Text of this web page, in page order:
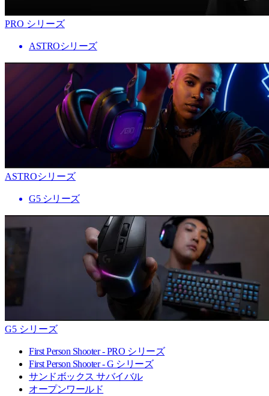
PRO シリーズ
ASTROシリーズ
ASTROシリーズ
G5 シリーズ
G5 シリーズ
First Person Shooter - PRO シリーズ
First Person Shooter - G シリーズ
サンドボックス サバイバル
オープンワールド